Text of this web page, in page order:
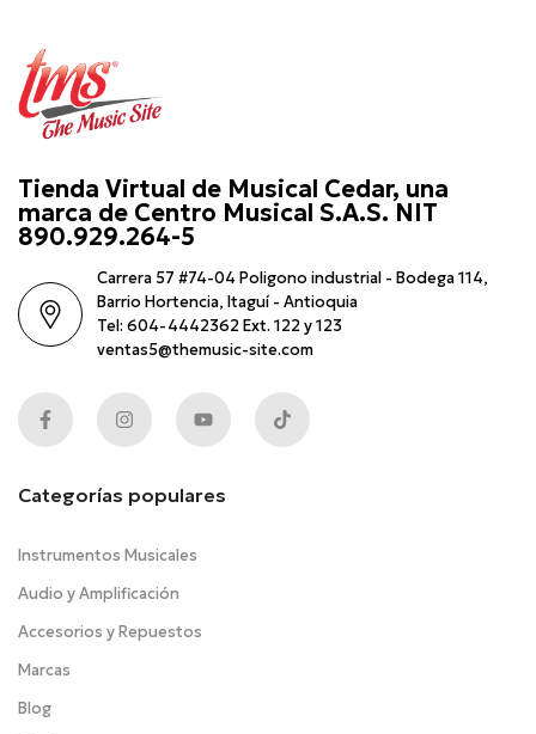
Tienda Virtual de Musical Cedar, una
marca de Centro Musical S.A.S. NIT
890.929.264-5
Carrera 57 #74-04 Poligono industrial - Bodega 114,
Barrio Hortencia, Itaguí - Antioquia
Tel: 604-4442362 Ext. 122 y 123
ventas5@themusic-site.com
Categorías populares
Instrumentos Musicales
Audio y Amplificación
Accesorios y Repuestos
Marcas
Blog